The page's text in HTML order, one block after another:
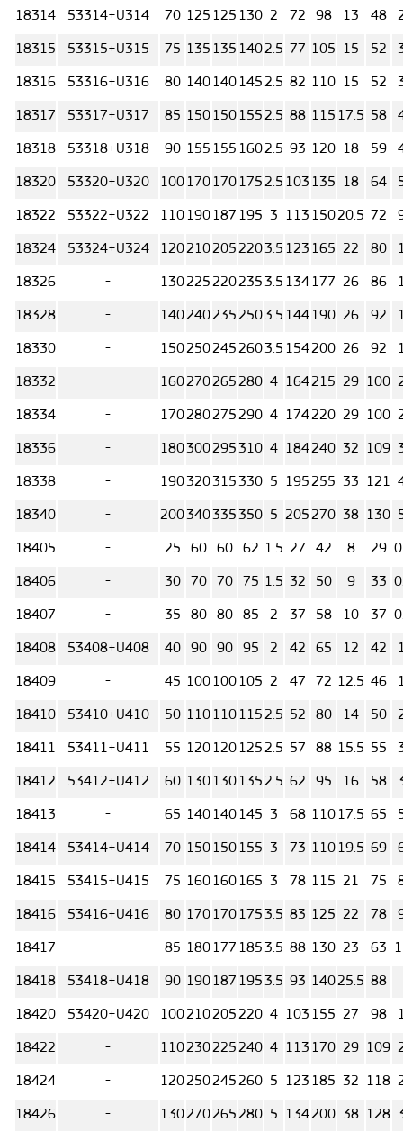
18314 53314+U314 70 125 125 130 2 72 98 13 48
18315 53315+U315 75 135 135 1402.5 77 105 15 52
18316 53316+U316 80 1401401452.5 82 110 15 52
18317 53317+U317 85 1501501552.5 88 115 17.5 58
18318 53318+U318 90 155 155 1602.5 93 120 18 59
18320 53320+U320 1001701701752.5 103 135 18 64
18322 53322+U322 110190187 195 3 113 15020.5 72
18324 53324+U324 1202102052203.5 123 165 22 80
18326 - 1302252202353.5 134177 26 86
18328 - 1402402352503.5 144190 26 92
18330 - 1502502452603.5 154200 26 92
18332 - 160270265280 4 164215 29 100
18334 - 170280275290 4 174220 29 100
18336 - 180300295310 4 184240 32 109
18338 - 190320315330 5 195255 33 121
18340 - 200340335350 5 205270 38 130
18405 - 25 60 60 62 1.5 27 42 8 29
18406 - 30 70 70 75 1.5 32 50 9 33
18407 - 35 80 80 85 2 37 58 10 37
18408 53408+U408 40 90 90 95 2 42 65 12 42
18409 - 45 100100105 2 47 72 12.5 46
18410 53410+U410 50 1101101152.5 52 80 14 50
18411 53411+U411 55 1201201252.5 57 88 15.5 55
18412 53412+U412 60 1301301352.5 62 95 16 58
18413 - 65 140140145 3 68 11017.5 65
18414 53414+U414 70 150150155 3 73 11019.5 69
18415 53415+U415 75 160160165 3 78 115 21 75
18416 53416+U416 80 1701701753.5 83 125 22 78
18417 - 85 180177 1853.5 88 130 23 63
18418 53418+U418 90 190187 1953.5 93 14025.5 88
18420 53420+U420 100210205220 4 103 155 27 98
18422 - 110230225240 4 113 170 29 109
18424 - 120250245260 5 123 185 32 118
18426 - 130270265280 5 134200 38 128